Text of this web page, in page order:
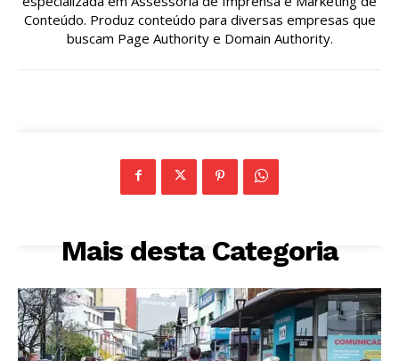
Conteúdo. Produz conteúdo para diversas empresas que
buscam Page Authority e Domain Authority.
Mais desta Categoria